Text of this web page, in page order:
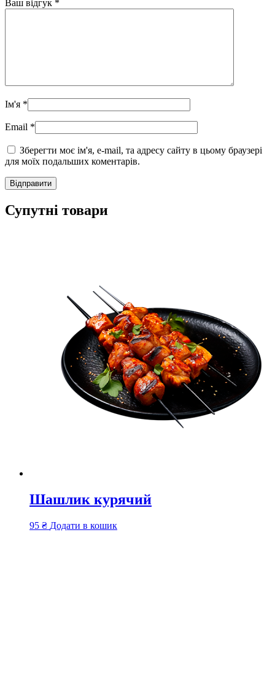
Ваш відгук *
Ім'я *
Email *
Зберегти моє ім'я, e-mail, та адресу сайту в цьому браузері
для моїх подальших коментарів.
Супутні товари
Шашлик курячий
95 ₴ Додати в кошик